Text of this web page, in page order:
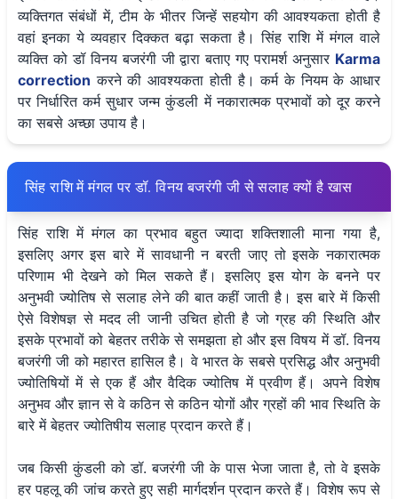
व्यक्तिगत संबंधों में, टीम के भीतर जिन्हें सहयोग की आवश्यकता होती है
वहां इनका ये व्यवहार दिक्कत बढ़ा सकता है। सिंह राशि में मंगल वाले
व्यक्ति को डॉ विनय बजरंगी जी द्वारा बताए गए परामर्श अनुसार Karma
correction करने की आवश्यकता होती है। कर्म के नियम के आधार
पर निर्धारित कर्म सुधार जन्म कुंडली में नकारात्मक प्रभावों को दूर करने
का सबसे अच्छा उपाय है।
सिंह राशि में मंगल पर डॉ. विनय बजरंगी जी से सलाह क्यों है खास
सिंह राशि में मंगल का प्रभाव बहुत ज्यादा शक्तिशाली माना गया है,
इसलिए अगर इस बारे में सावधानी न बरती जाए तो इसके नकारात्मक
परिणाम भी देखने को मिल सकते हैं। इसलिए इस योग के बनने पर
अनुभवी ज्योतिष से सलाह लेने की बात कहीं जाती है। इस बारे में किसी
ऐसे विशेषज्ञ से मदद ली जानी उचित होती है जो ग्रह की स्थिति और
इसके प्रभावों को बेहतर तरीके से समझता हो और इस विषय में डॉ. विनय
बजरंगी जी को महारत हासिल है। वे भारत के सबसे प्रसिद्ध और अनुभवी
ज्योतिषियों में से एक हैं और वैदिक ज्योतिष में प्रवीण हैं। अपने विशेष
अनुभव और ज्ञान से वे कठिन से कठिन योगों और ग्रहों की भाव स्थिति के
बारे में बेहतर ज्योतिषीय सलाह प्रदान करते हैं।
जब किसी कुंडली को डॉ. बजरंगी जी के पास भेजा जाता है, तो वे इसके
हर पहलू की जांच करते हुए सही मार्गदर्शन प्रदान करते हैं। विशेष रूप से